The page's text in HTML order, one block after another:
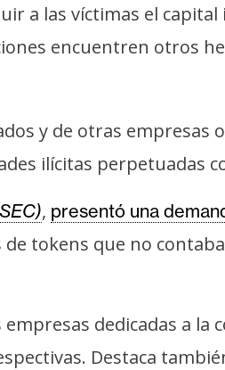
a las víctimas el
encuentren otros
y de otras empresas
ilícitas perpetuadas
, presentó una
tokens que no
dedicadas a la
Destaca